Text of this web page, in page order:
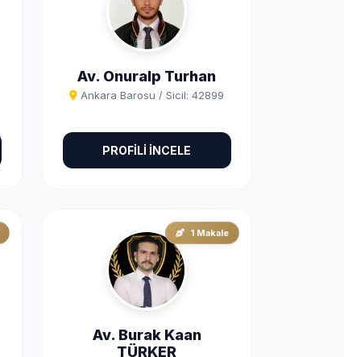
Av. Onuralp Turhan
Ankara Barosu / Sicil: 42899
PROFİLİ İNCELE
1 Makale
Av. Burak Kaan
TÜRKER